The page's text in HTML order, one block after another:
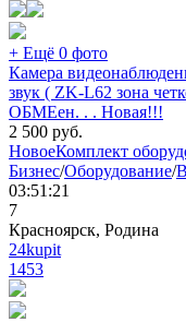
+ Ещё 0 фото
Камера
звук ( ZK-L62 зона
ОБМЕен. . . Новая!!!
2 500 руб.
НовоеКомплект
Бизнес/Оборудование/
03:51:21
7
Красноярск, Родина
24kupit
1453